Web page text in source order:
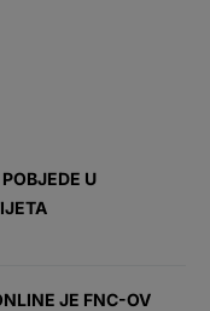
U
JE FNC-OV